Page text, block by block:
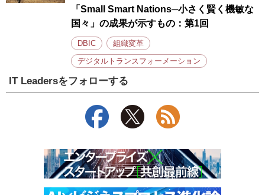
「Small Smart Nations─小さく賢く機敏な
国々」の成果が示すもの：第1回
DBIC 組織変革
デジタルトランスフォーメーション
IT Leadersをフォローする